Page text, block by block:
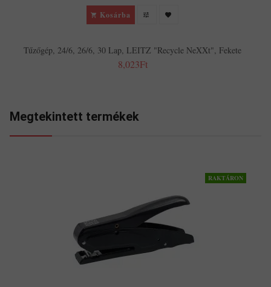
Kosárba
Tűzőgép, 24/6, 26/6, 30 Lap, LEITZ "Recycle NeXXt", Fekete
8,023Ft
Megtekintett termékek
RAKTÁRON